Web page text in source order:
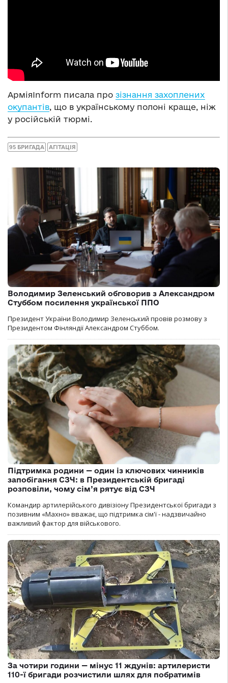
АрміяInform писала про зізнання захоплених
окупантів, що в українському полоні краще, ніж
у російській тюрмі.
95 БРИГАДА АГІТАЦІЯ
Володимир Зеленський обговорив з Александром
Стуббом посилення української ППО
Президент України Володимир Зеленський провів розмову з
Президентом Фінляндії Александром Стуббом.
Підтримка родини — один із ключових чинників
запобігання СЗЧ: в Президентській бригаді
розповіли, чому сім’я рятує від СЗЧ
Командир артилерійського дивізіону Президентської бригади з
позивним «Махно» вважає, що підтримка сім'ї - надзвичайно
важливий фактор для військового.
За чотири години — мінус 11 ждунів: артилеристи
110-ї бригади розчистили шлях для побратимів